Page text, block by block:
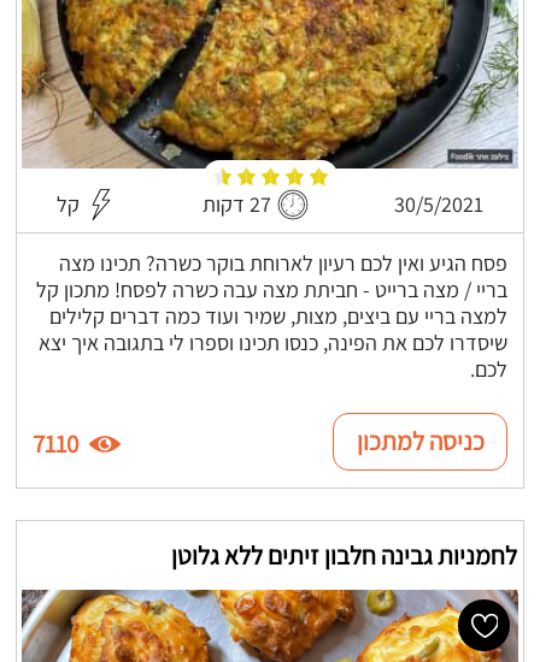
30/5/2021 27 דקות קל
פסח הגיע ואין לכם רעיון לארוחת בוקר כשרה? תכינו מצה
בריי / מצה ברייט - חביתת מצה עבה כשרה לפסח! מתכון קל
למצה בריי עם ביצים, מצות, שמיר ועוד כמה דברים קלילים
שיסדרו לכם את הפינה, כנסו תכינו וספרו לי בתגובה איך יצא
לכם.
כניסה למתכון 7110
לחמניות גבינה חלבון זיתים ללא גלוטן